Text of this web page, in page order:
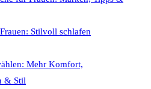
Stilvoll schlafen
Mehr Komfort,
& Stil